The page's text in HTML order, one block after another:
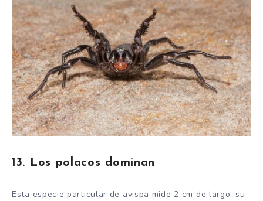
13. Los polacos dominan
Esta especie particular de avispa mide 2 cm de largo, su